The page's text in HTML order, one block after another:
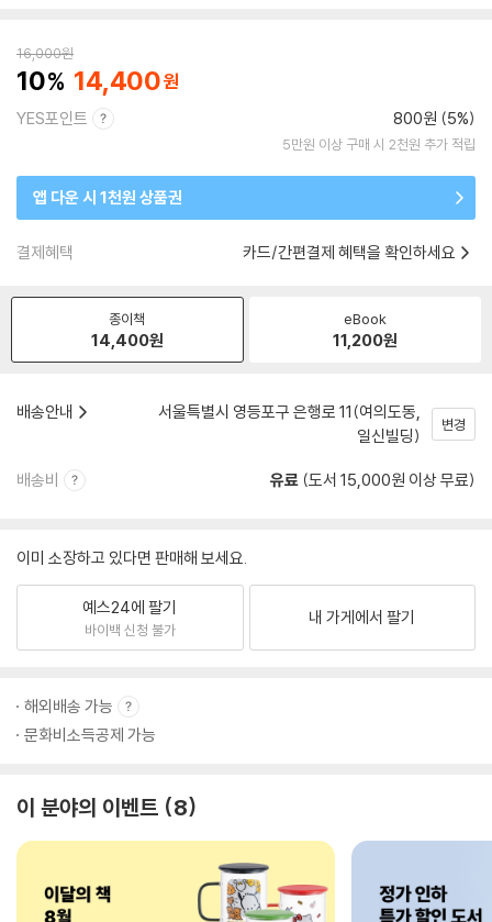
16,000원
10 14,400
YES포인트 800원 (5%)
5만원 이상 구매 시 2천원 추가 적립
앱 다운 시 1천원 상품권
결제혜택 카드/간편결제 혜택을 확인하세요
종이책
14,400원
eBook
11,200원
배송안내
서울특별시 영등포구 은행로 11(여의도동,
일신빌딩)
변경
배송비 유료 (도서 15,000원 이상 무료)
이미 소장하고 있다면 판매해 보세요.
예스24에 팔기
바이백 신청 불가
내 가게에서 팔기
해외배송 가능
문화비소득공제 가능
이 분야의 이벤트 8